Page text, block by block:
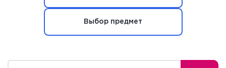
Выбор предмет